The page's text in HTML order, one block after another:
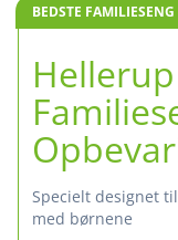
BEDSTE
Hellerup
specielt designet til at sove sammen
med børnene